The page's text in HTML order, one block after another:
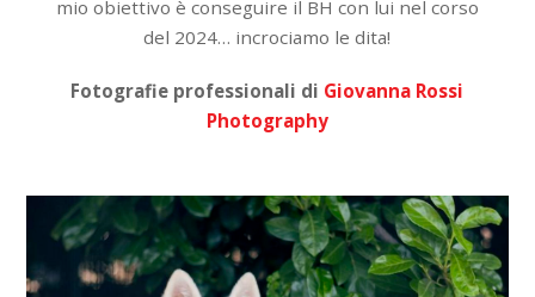
mio obiettivo è conseguire il BH con lui nel corso
del 2024… incrociamo le dita!
Fotografie professionali di Giovanna Rossi
Photography